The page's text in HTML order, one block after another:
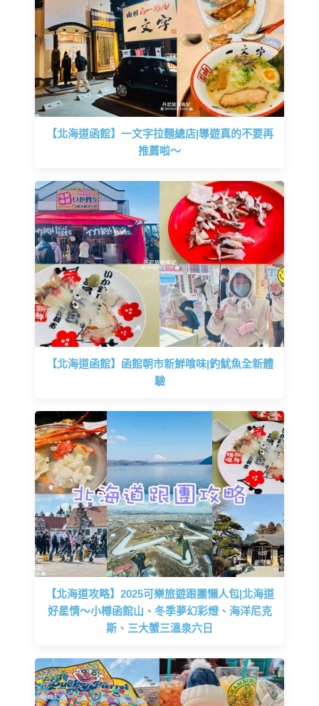
【北海道函館】一文字拉麵總店|導遊真的不要再
推薦啦～
【北海道函館】函館朝市新鮮喰味|釣魷魚全新體
驗
【北海道攻略】2025可樂旅遊跟團懶人包|北海道
好星情～小樽函館山、冬季夢幻彩燈、海洋尼克
斯、三大蟹三溫泉六日